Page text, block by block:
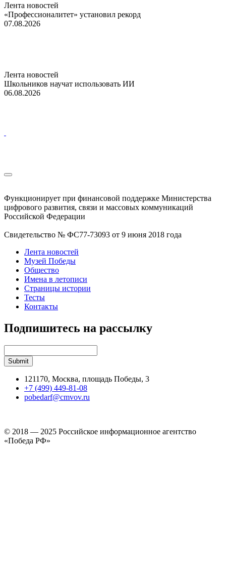
Лента новостей
«Профессионалитет» установил рекорд
07.08.2026
Лента новостей
Школьников научат использовать ИИ
06.08.2026
Функционирует при финансовой поддержке Министерства
цифрового развития, связи и массовых коммуникаций
Российской Федерации
Свидетельство № ФС77-73093 от 9 июня 2018 года
Лента новостей
Музей Победы
Общество
Имена в летописи
Страницы истории
Тесты
Контакты
Подпишитесь на рассылку
121170, Москва, площадь Победы, 3
+7 (499) 449-81-08
pobedarf@cmvov.ru
© 2018 — 2025 Российское информационное агентство
«Победа РФ»